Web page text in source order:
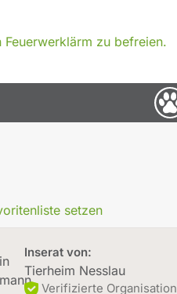
zu befreien.
setzen
Inserat von:
Tierheim Nesslau
Verifizierte Organisation